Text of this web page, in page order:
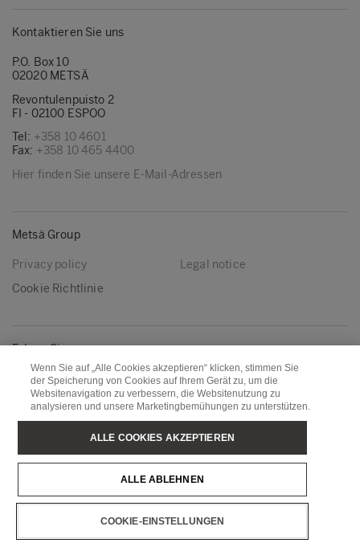
Kontaktieren Sie uns
P.O. Box 10
02020 METSÄ
Revontulenpuisto 2
FI - 02100 ESPOO
Tel: +358 10 4601
Fax: +358 10 465 4400
Hier finden Sie unsere E-Mail-Adressen
Metsä Group
Privacy policy
Legal notice
Cookie Richtlinie
Folgen Sie uns
LinkedIn Youtube
Metsä Fibre
Metsä Forest
Metsä Spring
Metsä Wood
Copyright © Metsä Group
Wenn Sie auf „Alle Cookies akzeptieren“ klicken, stimmen Sie
der Speicherung von Cookies auf Ihrem Gerät zu, um die
Websitenavigation zu verbessern, die Websitenutzung zu
analysieren und unsere Marketingbemühungen zu unterstützen.
COOKIE-EINSTELLUNGEN
ALLE ABLEHNEN
ALLE COOKIES AKZEPTIEREN